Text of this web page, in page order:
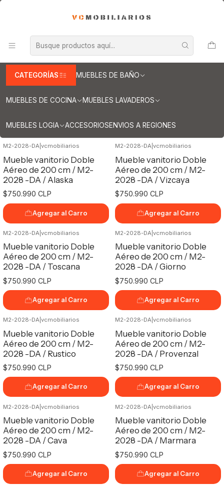
CATEGORÍAS MUEBLES DE BAÑO
MUEBLES DE COCINA MUEBLES LAVADEROS
MUEBLES LOGIA ACCESORIOSENVIOS A REGIONES
Mueble vanitorios aereos según
medidas
M2-2028-DA| vcmobiliarios
Mueble vanitorio Doble
Aéreo de 200 cm / M2-
2028 -DA / Alaska
$750.990 CLP
Agregar al Carro
M2-2028-DA| vcmobiliarios
Mueble vanitorio Doble
Aéreo de 200 cm / M2-
2028 -DA / Vizcaya
$750.990 CLP
Agregar al Carro
M2-2028-DA vcmobiliarios
Mueble vanitorio Doble
Aéreo de 200 cm / M2-
2028 -DA / Toscana
$750.990 CLP
Agregar al Carro
M2-2028-DA vcmobiliarios
Mueble vanitorio Doble
Aéreo de 200 cm / M2-
2028 -DA / Giorno
$750.990 CLP
Agregar al Carro
M2-2028-DA| vcmobiliarios
Mueble vanitorio Doble
Aéreo de 200 cm / M2-
2028 -DA / Rustico
$750.990 CLP
Agregar al Carro
M2-2028-DA| vcmobiliarios
Mueble vanitorio Doble
Aéreo de 200 cm / M2-
2028 -DA / Provenzal
$750.990 CLP
Agregar al Carro
M2-2028-DA vcmobiliarios
Mueble vanitorio Doble
Aéreo de 200 cm / M2-
2028 -DA / Cava
$750.990 CLP
Agregar al Carro
M2-2028-DA vcmobiliarios
Mueble vanitorio Doble
Aéreo de 200 cm / M2-
2028 -DA / Marmara
$750.990 CLP
Agregar al Carro